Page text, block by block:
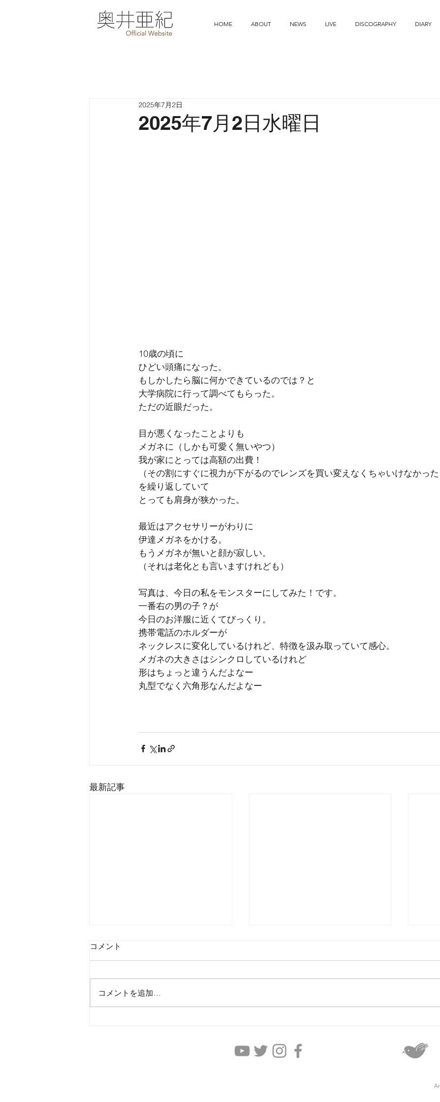
HOME ABOUT NEWS LIVE DISCOGRAPHY DIARY
2025年7月2日水曜日
2025年7月2日
10歳の頃に
ひどい頭痛になった。
もしかしたら脳に何かできているのでは？と
大学病院に行って調べてもらった。
ただの近眼だった。
目が悪くなったことよりも
メガネに（しかも可愛く無いやつ）
我が家にとっては高額の出費！
（その割にすぐに視力が下がるのでレンズを買い変えなくちゃいけなかっ
を繰り返していて
とっても肩身が狭かった。
最近はアクセサリーがわりに
伊達メガネをかける。
もうメガネが無いと顔が寂しい。
（それは老化とも言いますけれども）
写真は、今日の私をモンスターにしてみた！です。
一番右の男の子？が
今日のお洋服に近くてびっくり。
携帯電話のホルダーが
ネックレスに変化しているけれど、特徴を汲み取っていて感心。
メガネの大きさはシンクロしているけれど
形はちょっと違うんだよなー
丸型でなく六角形なんだよなー
最新記事
コメント
コメントを追加…